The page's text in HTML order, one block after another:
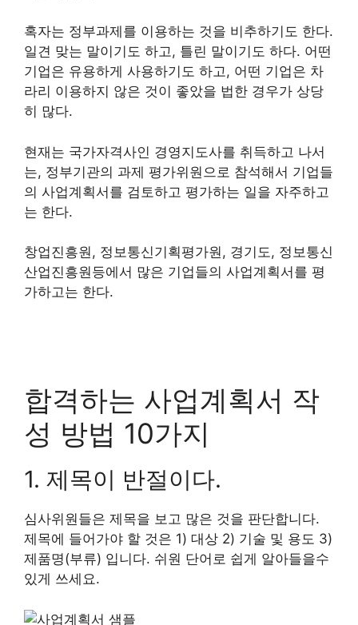
혹자는 정부과제를 이용하는 것을 비추하기도 한다.
일견 맞는 말이기도 하고, 틀린 말이기도 하다. 어떤
기업은 유용하게 사용하기도 하고, 어떤 기업은 차
라리 이용하지 않은 것이 좋았을 법한 경우가 상당
히 많다.
현재는 국가자격사인 경영지도사를 취득하고 나서
는, 정부기관의 과제 평가위원으로 참석해서 기업들
의 사업계획서를 검토하고 평가하는 일을 자주하고
는 한다.
창업진흥원, 정보통신기획평가원, 경기도, 정보통신
산업진흥원등에서 많은 기업들의 사업계획서를 평
가하고는 한다.
합격하는 사업계획서 작
성 방법 10가지
1. 제목이 반절이다.
심사위원들은 제목을 보고 많은 것을 판단합니다.
제목에 들어가야 할 것은 1) 대상 2) 기술 및 용도 3)
제품명(부류) 입니다. 쉬원 단어로 쉽게 알아들을수
있게 쓰세요.